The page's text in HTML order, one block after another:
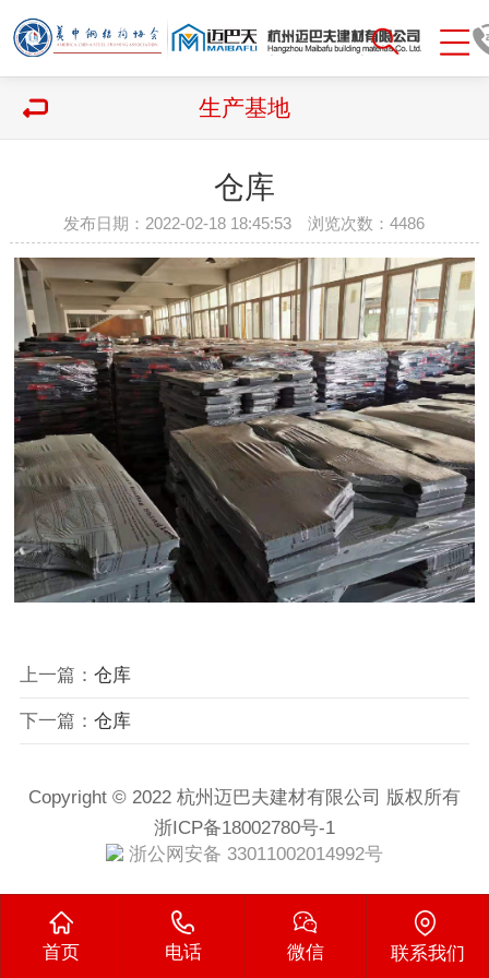
生产基地
仓库
发布日期：2022-02-18 18:45:53 浏览次数：4486
上一篇： 仓库
下一篇： 仓库
Copyright © 2022 杭州迈巴夫建材有限公司 版权所有
浙ICP备18002780号-1
浙公网安备 33011002014992号
首页 电话 微信 联系我们